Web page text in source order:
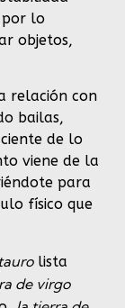
por lo
objetos,
relación con
bailas,
de lo
viene de la
para
físico que
lista
de virgo